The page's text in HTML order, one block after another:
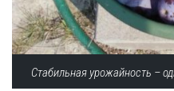
Стабильная урожайность –